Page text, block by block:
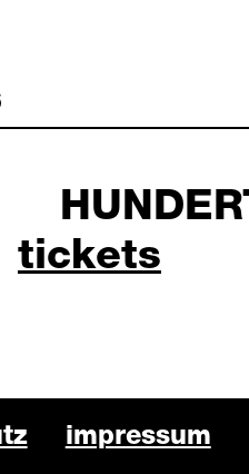
October 2026
tickets
hundert
impressum